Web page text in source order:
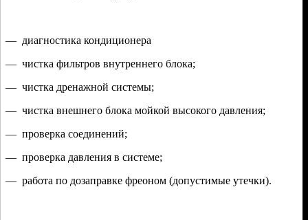
— диагностика кондиционера
— чистка фильтров внутреннего блока;
— чистка дренажной системы;
— чистка внешнего блока мойкой высокого давления;
— проверка соединений;
— проверка давления в системе;
— работа по дозаправке фреоном (допустимые утечки).